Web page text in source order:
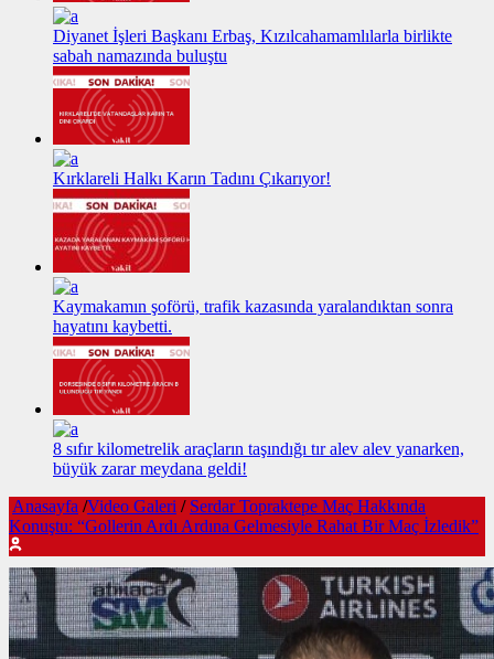
Diyanet İşleri Başkanı Erbaş, Kızılcahamamlılarla birlikte
sabah namazında buluştu
Kırklareli Halkı Karın Tadını Çıkarıyor!
Kaymakamın şoförü, trafik kazasında yaralandıktan sonra
hayatını kaybetti.
8 sıfır kilometrelik araçların taşındığı tır alev alev yanarken,
büyük zarar meydana geldi!
Anasayfa /Video Galeri / Serdar Topraktepe Maç Hakkında
Konuştu: “Gollerin Ardı Ardına Gelmesiyle Rahat Bir Maç İzledik”